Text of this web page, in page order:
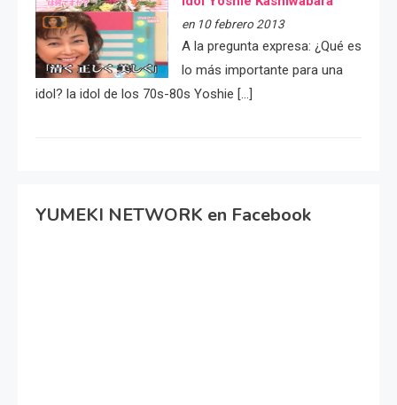
en 10 febrero 2013
A la pregunta expresa: ¿Qué es
lo más importante para una
idol? la idol de los 70s-80s Yoshie […]
YUMEKI NETWORK en Facebook